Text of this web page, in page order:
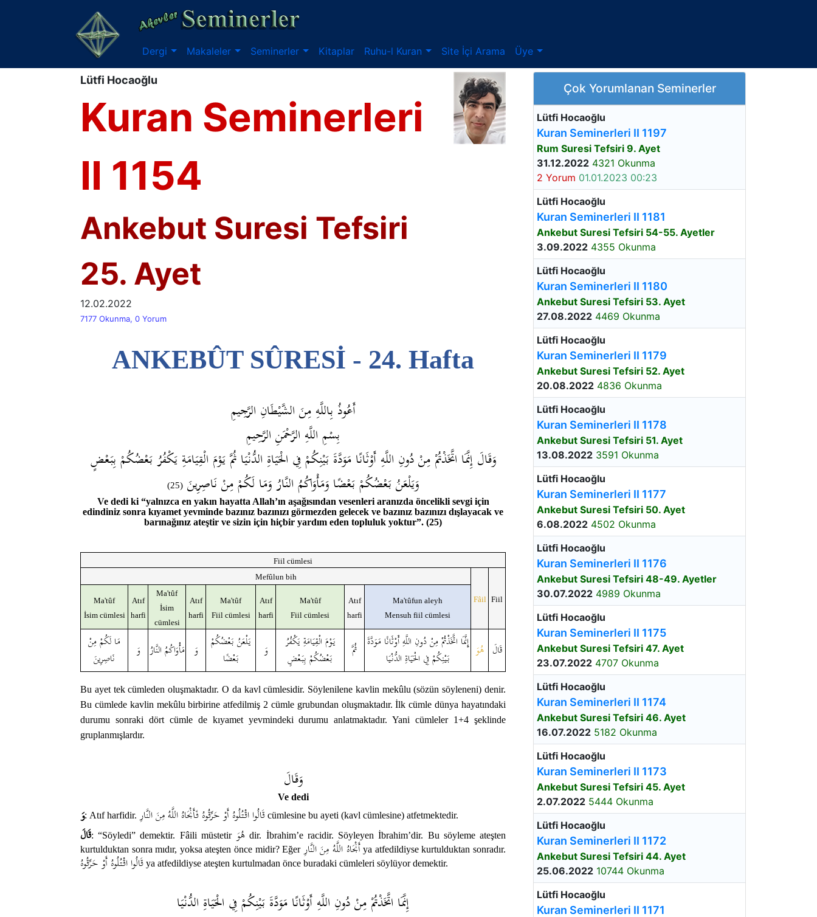
Dergi Makaleler Seminerler Kitaplar Ruhu-l Kuran Site İçi Arama Üye
Lütfi Hocaoğlu
Kuran Seminerleri
II 1154
Ankebut Suresi Tefsiri
25. Ayet
12.02.2022
7177 Okunma, 0 Yorum
ANKEBÛT SÛRESİ - 24. Hafta
أَعُوذُ بِاللَّهِ مِنَ الشَّيْطَانِ الرَّجِيمِ
بِسْمِ اللَّهِ الرَّحْمَنِ الرَّحِيمِ
وَقَالَ إِنَّمَا اتَّخَذْتُمْ مِنْ دُونِ اللَّهِ أَوْثَانًا مَوَدَّةَ بَيْنِكُمْ فِي الْحَيَاةِ الدُّنْيَا ثُمَّ يَوْمَ الْقِيَامَةِ يَكْفُرُ بَعْضُكُمْ بِبَعْضٍ
وَيَلْعَنُ بَعْضُكُمْ بَعْضًا وَمَأْوَاكُمُ النَّارُ وَمَا لَكُمْ مِنْ نَاصِرِينَ (25)
Ve dedi ki “yalnızca en yakın hayatta Allah’ın aşağısından vesenleri aranızda öncelikli sevgi için
edindiniz sonra kıyamet yevminde bazınız bazınızı görmezden gelecek ve bazınız bazınızı dışlayacak ve
barınağınız ateştir ve sizin için hiçbir yardım eden topluluk yoktur”. (25)
Fiil cümlesi
Mefûlun bih
Fâil Fiil
Ma'tûf
İsim cümlesi
Atıf
harfi
Ma'tûf
İsim
cümlesi
Atıf
harfi
Ma'tûf
Fiil cümlesi
Atıf
harfi
Ma'tûf
Fiil cümlesi
Atıf
harfi
Ma'tûfun aleyh
Mensuh fiil cümlesi
مَا لَكُمْ مِنْ
نَاصِرِينَ
وَ مَأْوَاكُمُ النَّارُ وَ
يَلْعَنُ بَعْضُكُمْ
بَعْضًا
وَ
يَوْمَ الْقِيَامَةِ يَكْفُرُ
بَعْضُكُمْ بِبَعْضٍ
ثُمَّ
إِنَّمَا اتَّخَذْتُمْ مِنْ دُونِ اللَّهِ أَوْثَانًا مَوَدَّةَ
بَيْنِكُمْ فِي الْحَيَاةِ الدُّنْيَا
هُوَ قَالَ
Bu ayet tek cümleden oluşmaktadır. O da kavl cümlesidir. Söylenilene kavlin mekûlu (sözün söyleneni) denir.
Bu cümlede kavlin mekûlu birbirine atfedilmiş 2 cümle grubundan oluşmaktadır. İlk cümle dünya hayatındaki
durumu sonraki dört cümle de kıyamet yevmindeki durumu anlatmaktadır. Yani cümleler 1+4 şeklinde
gruplanmışlardır.
وَقَالَ
Ve dedi
وَ: Atıf harfidir. قَالُوا اقْتُلُوهُ أَوْ حَرِّقُوهُ فَأَنْجَاهُ اللَّهُ مِنَ النَّارِ cümlesine bu ayeti (kavl cümlesine) atfetmektedir.
قَالَ: “Söyledi” demektir. Fâili müstetir هُوَ dir. İbrahim’e racidir. Söyleyen İbrahim’dir. Bu söyleme ateşten
kurtulduktan sonra mıdır, yoksa ateşten önce midir? Eğer أَنْجَاهُ اللَّهُ مِنَ النَّارِ ya atfedildiyse kurtulduktan sonradır.
قَالُوا اقْتُلُوهُ أَوْ حَرِّقُوهُ ya atfedildiyse ateşten kurtulmadan önce buradaki cümleleri söylüyor demektir.
إِنَّمَا اتَّخَذْتُمْ مِنْ دُونِ اللَّهِ أَوْثَانًا مَوَدَّةَ بَيْنِكُمْ فِي الْحَيَاةِ الدُّنْيَا
Çok Yorumlanan Seminerler
Lütfi Hocaoğlu
Kuran Seminerleri II 1197
Rum Suresi Tefsiri 9. Ayet
31.12.2022 4321 Okunma
2 Yorum 01.01.2023 00:23
Lütfi Hocaoğlu
Kuran Seminerleri II 1181
Ankebut Suresi Tefsiri 54-55. Ayetler
3.09.2022 4355 Okunma
Lütfi Hocaoğlu
Kuran Seminerleri II 1180
Ankebut Suresi Tefsiri 53. Ayet
27.08.2022 4469 Okunma
Lütfi Hocaoğlu
Kuran Seminerleri II 1179
Ankebut Suresi Tefsiri 52. Ayet
20.08.2022 4836 Okunma
Lütfi Hocaoğlu
Kuran Seminerleri II 1178
Ankebut Suresi Tefsiri 51. Ayet
13.08.2022 3591 Okunma
Lütfi Hocaoğlu
Kuran Seminerleri II 1177
Ankebut Suresi Tefsiri 50. Ayet
6.08.2022 4502 Okunma
Lütfi Hocaoğlu
Kuran Seminerleri II 1176
Ankebut Suresi Tefsiri 48-49. Ayetler
30.07.2022 4989 Okunma
Lütfi Hocaoğlu
Kuran Seminerleri II 1175
Ankebut Suresi Tefsiri 47. Ayet
23.07.2022 4707 Okunma
Lütfi Hocaoğlu
Kuran Seminerleri II 1174
Ankebut Suresi Tefsiri 46. Ayet
16.07.2022 5182 Okunma
Lütfi Hocaoğlu
Kuran Seminerleri II 1173
Ankebut Suresi Tefsiri 45. Ayet
2.07.2022 5444 Okunma
Lütfi Hocaoğlu
Kuran Seminerleri II 1172
Ankebut Suresi Tefsiri 44. Ayet
25.06.2022 10744 Okunma
Lütfi Hocaoğlu
Kuran Seminerleri II 1171